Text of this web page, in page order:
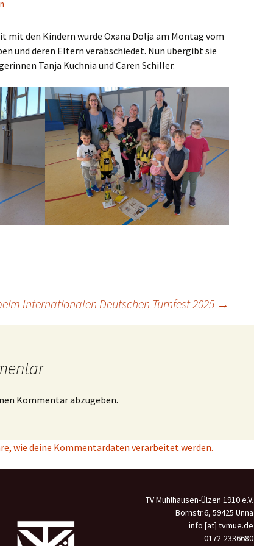
Wasser
den Kindern wurde Oxana Dolja am Montag vom
und deren Eltern verabschiedet. Nun übergibt sie
Tanja Kuchnia und Caren Schiller.
Internationalen Deutschen Turnfest 2025 →
Kommentar abzugeben.
wie deine Kommentardaten verarbeitet werden.
TV Mühlhausen-Ülzen 1910 e.V.
Bornstr.6, 59425 Unna
info [at] tvmue.de
0172-2336680